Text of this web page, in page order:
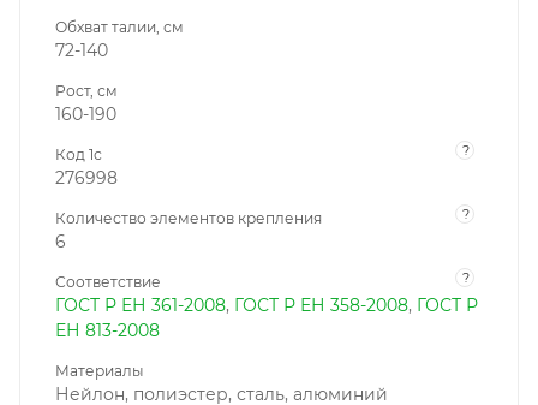
Обхват талии, см
72-140
Рост, см
160-190
Код 1с ?
276998
Количество элементов крепления ?
6
Соответствие ?
ГОСТ Р ЕН 361-2008, ГОСТ Р ЕН 358-2008, ГОСТ Р
ЕН 813-2008
Материалы
Нейлон, полиэстер, сталь, алюминий